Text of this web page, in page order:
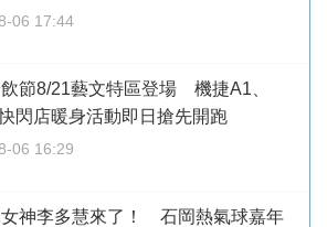
06 17:44
節8/21藝文特區登場 機捷A1、
閃店暖身活動即日搶先開跑
06 16:29
女神李多慧來了！ 石岡熱氣球嘉年